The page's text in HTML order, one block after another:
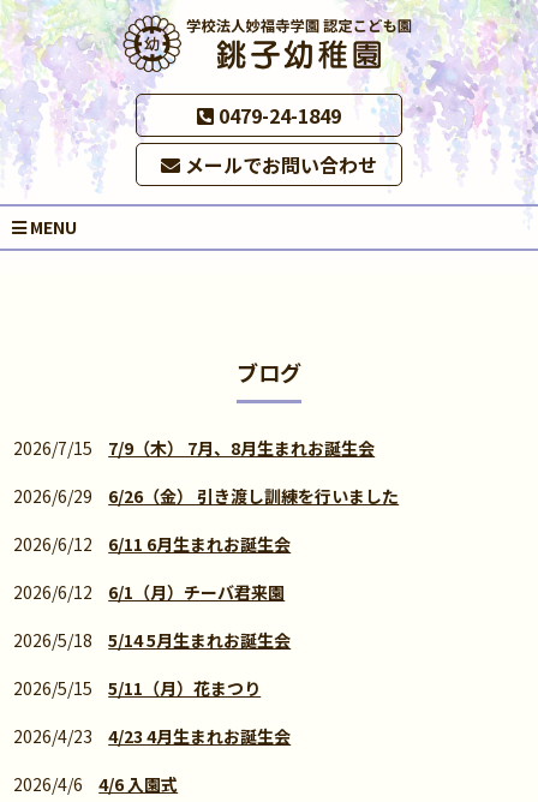
0479-24-1849
メールでお問い合わせ
MENU
ブログ
2026/7/15
7/9（木） 7月、8月生まれお誕生会
2026/6/29
6/26（金） 引き渡し訓練を行いました
2026/6/12
6/11 6月生まれお誕生会
2026/6/12
6/1（月）チーバ君来園
2026/5/18
5/14 5月生まれお誕生会
2026/5/15
5/11（月）花まつり
2026/4/23
4/23 4月生まれお誕生会
2026/4/6
4/6 入園式